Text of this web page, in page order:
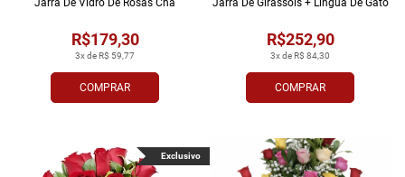
COMPRAR
3x de R$ 59,77
R$179,30
Jarra De Vidro De Rosas Chá
COMPRAR
3x de R$ 84,30
R$252,90
Jarra De Girassóis + Língua De Gato
Exclusivo